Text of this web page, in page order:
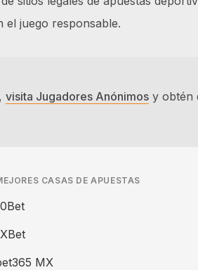
el juego responsable.
visita Jugadores Anónimos y obtén
CASAS DE APUESTAS
MX